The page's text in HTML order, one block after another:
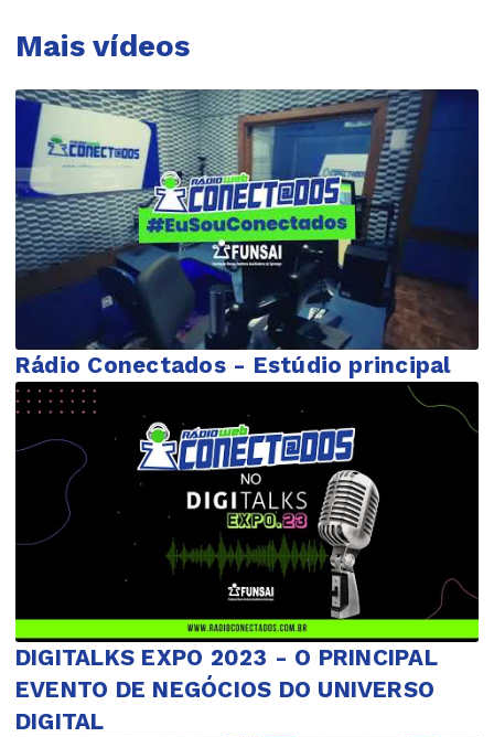
Mais vídeos
Rádio Conectados - Estúdio principal
DIGITALKS EXPO 2023 - O PRINCIPAL
EVENTO DE NEGÓCIOS DO UNIVERSO
DIGITAL